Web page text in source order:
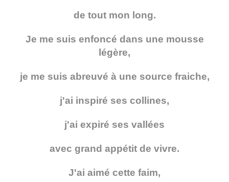
de tout mon long.
Je me suis enfoncé dans une mousse
légère,
je me suis abreuvé à une source fraiche,
j'ai inspiré ses collines,
j'ai expiré ses vallées
avec grand appétit de vivre.
J'ai aimé cette faim,